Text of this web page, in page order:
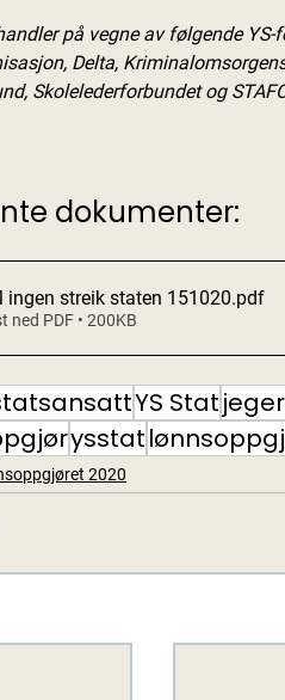
på vegne av følgende
Delta,
Skolelederforbundet og
dokumenter:
ingen streik staten 151020.pdf
ned PDF • 200KB
YS Stat
ysstat
2020